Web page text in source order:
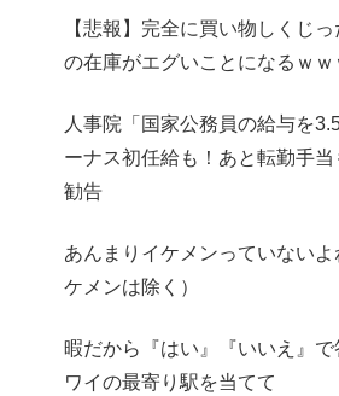
【悲報】完全に買い物しくじ
の在庫がエグいことになるｗｗ
人事院「国家公務員の給与を
ーナス初任給も！あと転勤手
勧告
あんまりイケメンっていない
ケメンは除く）
暇だから『はい』『いいえ』
ワイの最寄り駅を当てて